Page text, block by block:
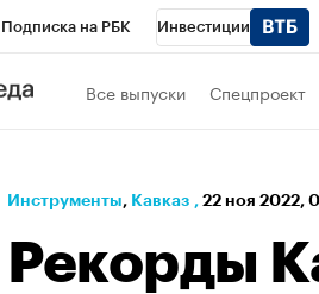
Подписка на РБК Инвестиции
РБК Вино
Проверка контрагентов Политика
Все выпуски Спецпроект
Инструменты⁠, Кавказ , 22 ноя 2022,
Рекорды